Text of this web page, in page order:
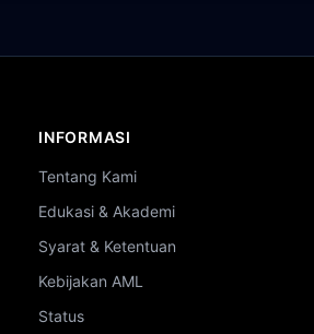
INFORMASI
Tentang Kami
Edukasi & Akademi
Syarat & Ketentuan
Kebijakan AML
Status